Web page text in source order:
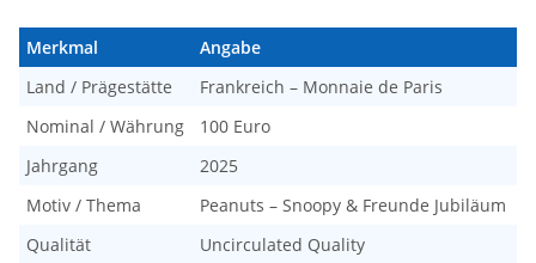
Merkmal
Angabe
Land / Prägestätte
Frankreich – Monnaie de Paris
Nominal / Währung
100 Euro
Jahrgang
2025
Motiv / Thema
Peanuts – Snoopy & Freunde Jubiläum
Qualität
Uncirculated Quality